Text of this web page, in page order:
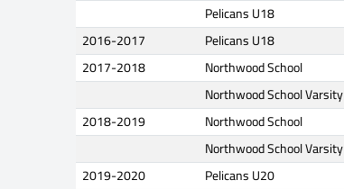
Pelicans U18
2016-2017
Pelicans U18
2017-2018
Northwood School
Northwood School Varsity
2018-2019
Northwood School
Northwood School Varsity
2019-2020
Pelicans U20